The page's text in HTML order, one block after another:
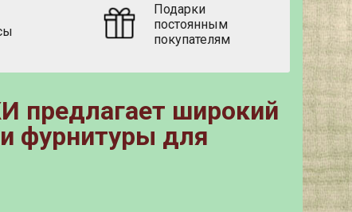
Подарки
постоянным
покупателям
предлагает широкий
фурнитуры для